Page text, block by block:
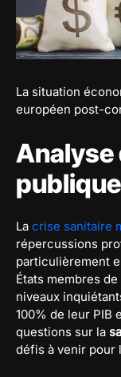
La situation
européen post-
Analyse
La crise sanitaire
répercussions
particulièrement
États membres
niveaux
100% de leur PIB
questions sur la
défis à venir pour